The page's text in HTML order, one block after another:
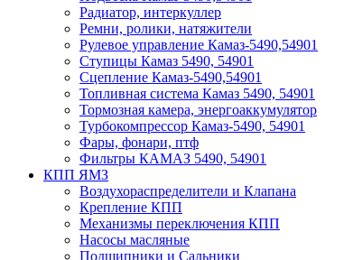
Радиатор, интеркуллер
Ремни, ролики, натяжители
Рулевое управление Камаз-5490,54901
Ступицы Камаз 5490, 54901
Сцепление Камаз-5490,54901
Топливная система Камаз 5490, 54901
Тормозная камера, энергоаккумулятор
Турбокомпрессор Камаз-5490, 54901
Фары, фонари, птф
Фильтры КАМАЗ 5490, 54901
КПП ЯМЗ
Воздухораспределители и Клапана
Крепление КПП
Механизмы переключения КПП
Насосы масляные
Подшипники и Сальники